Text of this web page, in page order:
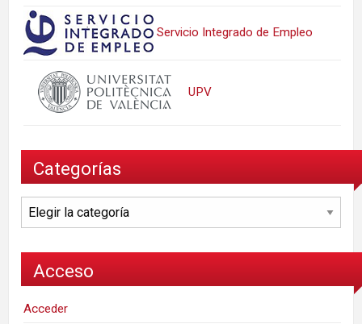
Servicio Integrado de Empleo
UPV
Categorías
Categorías
Acceso
Acceder